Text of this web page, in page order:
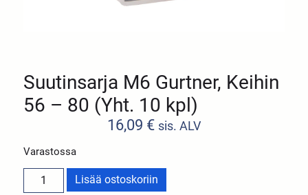
Suutinsarja M6 Gurtner, Keihin
56 – 80 (Yht. 10 kpl)
16,09 € sis. ALV
Varastossa
Lisää ostoskoriin